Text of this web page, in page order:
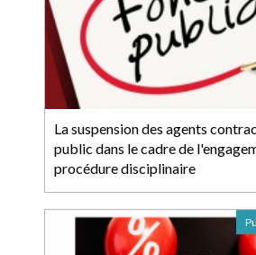
La suspension des agents
public dans le cadre de
procédure disciplinaire